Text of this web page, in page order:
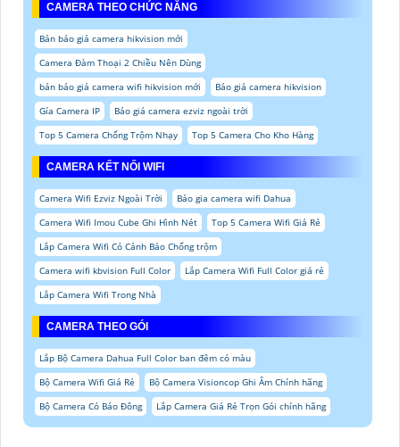
CAMERA THEO CHỨC NĂNG
Bản báo giá camera hikvision mới
Camera Đàm Thoại 2 Chiều Nên Dùng
bản báo giá camera wifi hikvision mới
Báo giá camera hikvision
Gía Camera IP
Báo giá camera ezviz ngoài trời
Top 5 Camera Chống Trộm Nhạy
Top 5 Camera Cho Kho Hàng
CAMERA KẾT NỐI WIFI
Camera Wifi Ezviz Ngoài Trời
Báo gia camera wifi Dahua
Camera Wifi Imou Cube Ghi Hình Nét
Top 5 Camera Wifi Giá Rẻ
Lắp Camera Wifi Có Cảnh Báo Chống trộm
Camera wifi kbvision Full Color
Lắp Camera Wifi Full Color giá rẻ
Lắp Camera Wifi Trong Nhà
CAMERA THEO GÓI
Lắp Bộ Camera Dahua Full Color ban đêm có màu
Bộ Camera Wifi Giá Rẻ
Bộ Camera Visioncop Ghi Âm Chính hãng
Bộ Camera Có Báo Đông
Lắp Camera Giá Rẻ Trọn Gói chính hãng